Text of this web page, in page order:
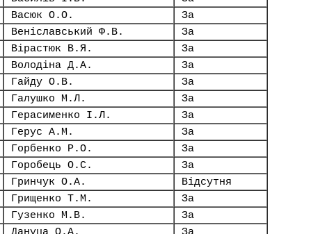
Васюк О.О.
За
Веніславський Ф.В.
За
Вірастюк В.Я.
За
Володіна Д.А.
За
Гайду О.В.
За
Галушко М.Л.
За
Герасименко І.Л.
За
Герус А.М.
За
Горбенко Р.О.
За
Горобець О.С.
За
Гринчук О.А.
Відсутня
Грищенко Т.М.
За
Гузенко М.В.
За